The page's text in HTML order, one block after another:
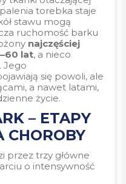
torebka staje
stawu mogą
ruchomość barku
najczęściej
lat, a nieco
Jego
się powoli, ale
a nawet latami,
życie.
– ETAPY
CHOROBY
przez trzy główne
o intensywność